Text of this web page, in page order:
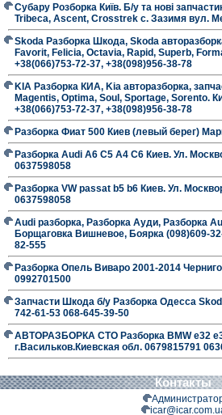
Субару Розборка Київ. Б/у та нові
Tribeca, Ascent, Crosstrek с. Зазимя вул.
Skoda Разборка Шкода, Skoda
Favorit, Felicia, Octavia, Rapid, Superb,
+38(066)753-72-37, +38(098)956-38-78
KIA Разборка КИА, Kia авторазборка,
Magentis, Optima, Soul, Sportage, Sorento.
+38(066)753-72-37, +38(098)956-38-78
Разборка Фиат 500 Киев (левый берег)
Разборка Audi A6 C5 A4 C6 Киев. Ул.
0637598058
Разборка VW passat b5 b6 Киев. Ул.
0637598058
Audi разборка, Разборка Ауди, Разборка
Борщаговка Вишневое, Боярка (098)609-
82-555
Разборка Опель Виваро 2001-2014
0992701500
Запчасти Шкода б/у Разборка Одесса
742-61-53 068-645-39-50
АВТОРАЗБОРКА СТО Разборка BMW е32
г.Васильков.Киевская обл. 0679815791
Контакты